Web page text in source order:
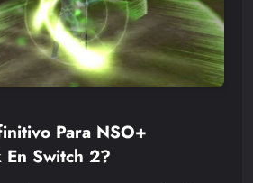
Para NSO+
En Switch 2?